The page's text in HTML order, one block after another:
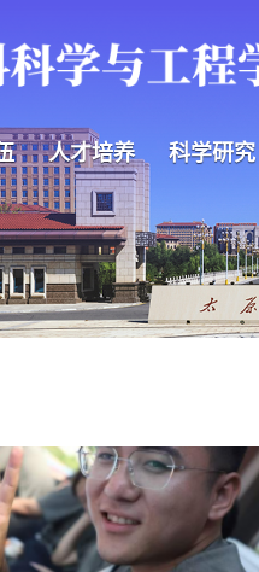
人才培养 科学研究